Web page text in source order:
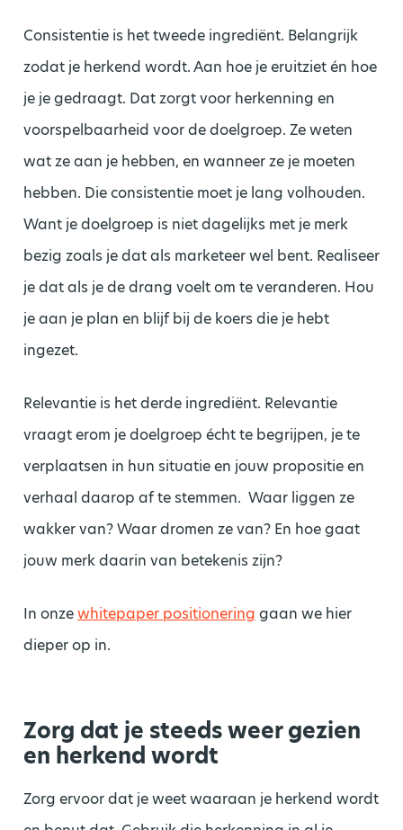
Consistentie is het tweede ingrediënt. Belangrijk
zodat je herkend wordt. Aan hoe je eruitziet én hoe
je je gedraagt. Dat zorgt voor herkenning en
voorspelbaarheid voor de doelgroep. Ze weten
wat ze aan je hebben, en wanneer ze je moeten
hebben. Die consistentie moet je lang volhouden.
Want je doelgroep is niet dagelijks met je merk
bezig zoals je dat als marketeer wel bent. Realiseer
je dat als je de drang voelt om te veranderen. Hou
je aan je plan en blijf bij de koers die je hebt
ingezet.
Relevantie is het derde ingrediënt. Relevantie
vraagt erom je doelgroep écht te begrijpen, je te
verplaatsen in hun situatie en jouw propositie en
verhaal daarop af te stemmen. Waar liggen ze
wakker van? Waar dromen ze van? En hoe gaat
jouw merk daarin van betekenis zijn?
In onzewhitepaper positionering gaan we hier
dieper op in.
Zorg dat je steeds weer gezien
en herkend wordt
Zorg ervoor dat je weet waaraan je herkend wordt